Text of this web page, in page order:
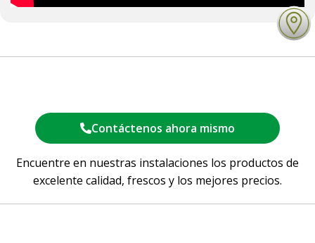
Contáctenos ahora mismo
Encuentre en nuestras instalaciones los productos de
excelente calidad, frescos y los mejores precios.